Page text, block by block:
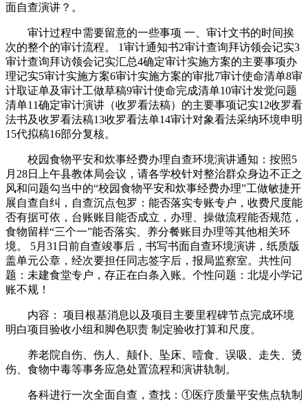
面自查演讲？。
审计过程中需要留意的一些事项 一、审计文书的时间挨
次的整个的审计流程。 1审计通知书2审计查询拜访领会记实3
审计查询拜访领会记实汇总4确定审计实施方案的主要事项办
理记实5审计实施方案6审计实施方案的审批7审计使命清单8审
计取证单及审计工做草稿9审计使命完成清单10审计发觉问题
清单11确定审计演讲（收罗看法稿）的主要事项记实12收罗看
法书及收罗看法稿13收罗看法单14审计对象看法采纳环境申明
15代拟稿16部分复核。
校园食物平安和炊事经费办理自查环境演讲通知：按照5
月28日上午县教体局会议，请各学校针对整治群众身边不正之
风和问题勾当中的“校园食物平安和炊事经费办理”工做敏捷开
展自查自纠，自查沉点包罗：能否落实专账专户，收费尺度能
否有据可依，台账账目能否成立，办理、操做流程能否规范，
食物留样“三个一”能否落实、养分餐账目办理等其他相关环
境。 5月31日前自查竣事后，书写书面自查环境演讲，纸质版
盖单元公章，经次要担任同志签字后，报局监察室。共性问
题：未建食堂专户，存正在白条入账。个性问题：北堤小学记
账不规！
内容： 项目根基消息以及项目主要里程碑节点完成环境
明白项目验收小组和脚色职责 制定验收打算和尺度。
养老院自伤、伤人、颠仆、坠床、噎食、误吸、走失、烫
伤、食物中毒等事务应急处置流程和演讲轨制。
各科进行一次全面自查，查找：①医疗质量平安焦点轨制